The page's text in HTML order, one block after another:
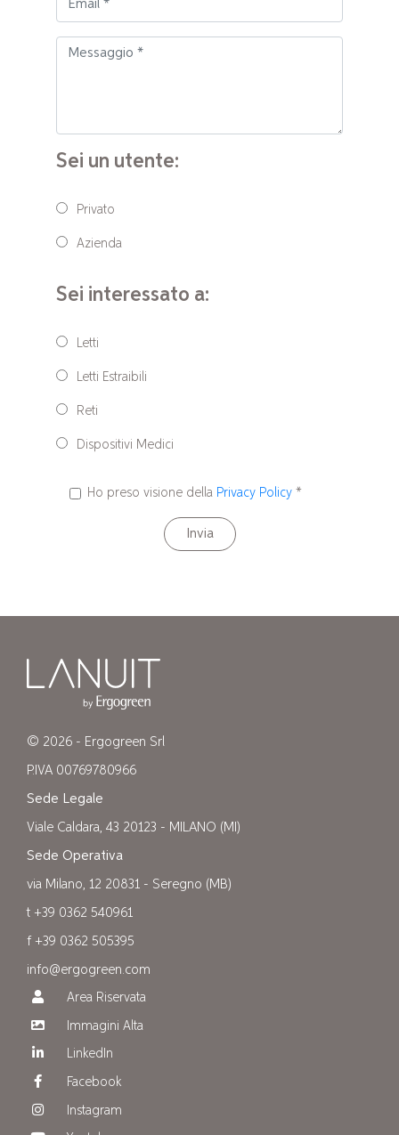
Sei un utente:
Privato
Azienda
Sei interessato a:
Letti
Letti Estraibili
Reti
Dispositivi Medici
Ho preso visione della Privacy Policy *
Invia
© 2026 - Ergogreen Srl
P.IVA 00769780966
Sede Legale
Viale Caldara, 43 20123 - MILANO (MI)
Sede Operativa
via Milano, 12 20831 - Seregno (MB)
t +39 0362 540961
f +39 0362 505395
info@ergogreen.com
Area Riservata
Immagini Alta
LinkedIn
Facebook
Instagram